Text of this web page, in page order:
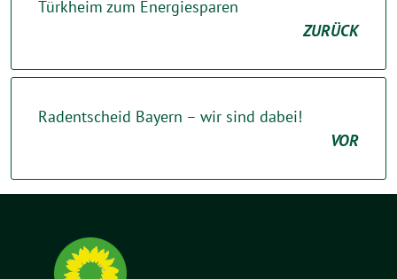
Türkheim zum Energiesparen
ZURÜCK
Radentscheid Bayern – wir sind dabei!
VOR